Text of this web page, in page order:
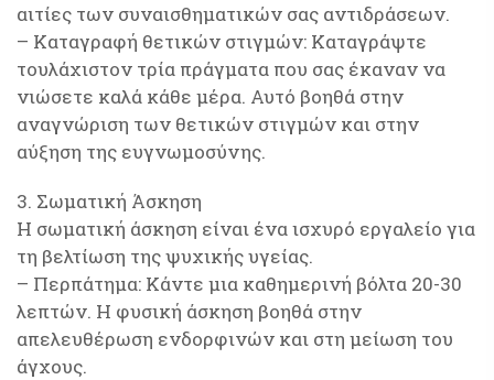
αιτίες των συναισθηματικών σας αντιδράσεων.
– Καταγραφή θετικών στιγμών: Καταγράψτε
τουλάχιστον τρία πράγματα που σας έκαναν να
νιώσετε καλά κάθε μέρα. Αυτό βοηθά στην
αναγνώριση των θετικών στιγμών και στην
αύξηση της ευγνωμοσύνης.
3. Σωματική Άσκηση
Η σωματική άσκηση είναι ένα ισχυρό εργαλείο για
τη βελτίωση της ψυχικής υγείας.
– Περπάτημα: Κάντε μια καθημερινή βόλτα 20-30
λεπτών. Η φυσική άσκηση βοηθά στην
απελευθέρωση ενδορφινών και στη μείωση του
άγχους.